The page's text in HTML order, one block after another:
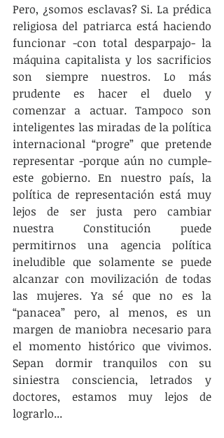
Pero, ¿somos esclavas? Si. La prédica
religiosa del patriarca está haciendo
funcionar -con total desparpajo- la
máquina capitalista y los sacrificios
son siempre nuestros. Lo más
prudente es hacer el duelo y
comenzar a actuar. Tampoco son
inteligentes las miradas de la política
internacional “progre” que pretende
representar -porque aún no cumple-
este gobierno. En nuestro país, la
política de representación está muy
lejos de ser justa pero cambiar
nuestra Constitución puede
permitirnos una agencia política
ineludible que solamente se puede
alcanzar con movilización de todas
las mujeres. Ya sé que no es la
“panacea” pero, al menos, es un
margen de maniobra necesario para
el momento histórico que vivimos.
Sepan dormir tranquilos con su
siniestra consciencia, letrados y
doctores, estamos muy lejos de
lograrlo...